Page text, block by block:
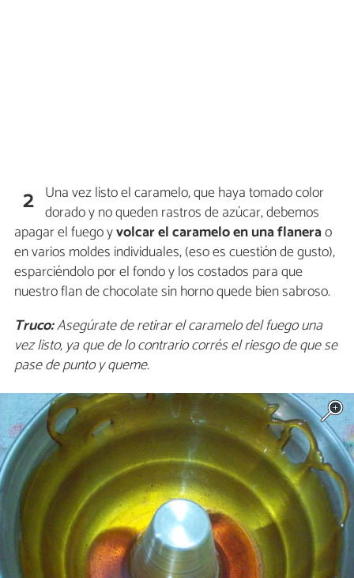
2 Una vez listo el caramelo, que haya tomado color
dorado y no queden rastros de azúcar, debemos
apagar el fuego yvolcar el caramelo en una flanerao
en varios moldes individuales, (eso es cuestión de gusto),
esparciéndolo por el fondo y los costados para que
nuestro flan de chocolate sin horno quede bien sabroso.
Truco:Asegúrate de retirar el caramelo del fuego una
vez listo, ya que de lo contrario corrés el riesgo de que se
pase de punto y queme.